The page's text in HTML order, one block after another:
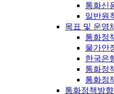
통화신
일반원
목표 및 운영
통화정
물가안
한국은
통화정
통화정
통화정책방